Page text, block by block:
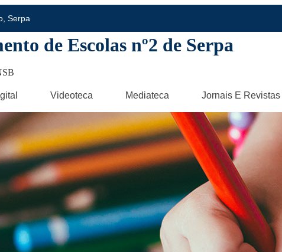
Serpa
de Escolas nº2 de Serpa
Videoteca Mediateca Jornais E Revistas